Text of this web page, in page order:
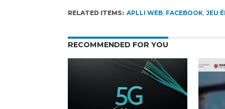
RELATED ITEMS: APLLI WEB, FACEBOOK, JEU
RECOMMENDED FOR YOU